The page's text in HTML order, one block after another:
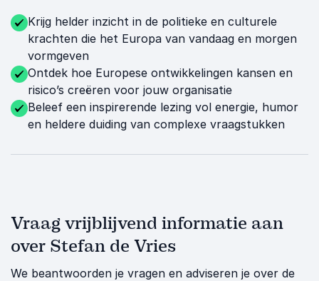
Krijg helder inzicht in de politieke en culturele
krachten die het Europa van vandaag en morgen
vormgeven
Ontdek hoe Europese ontwikkelingen kansen en
risico’s creëren voor jouw organisatie
Beleef een inspirerende lezing vol energie, humor
en heldere duiding van complexe vraagstukken
Vraag vrijblijvend informatie aan
over Stefan de Vries
We beantwoorden je vragen en adviseren je over de